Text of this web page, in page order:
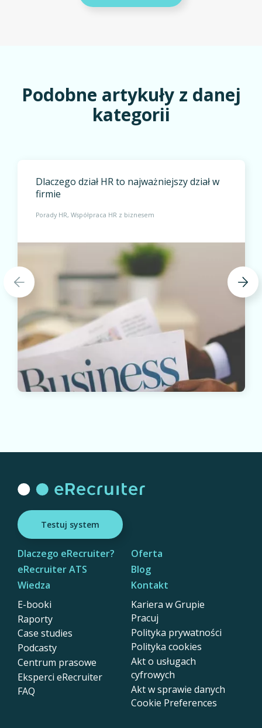
Podobne artykuły z danej
kategorii
Dlaczego dział HR to najważniejszy dział w
firmie
Porady HR Współpraca HR z biznesem
Testuj system
Dlaczego eRecruiter?
eRecruiter ATS
Wiedza
E-booki
Raporty
Case studies
Podcasty
Centrum prasowe
Eksperci eRecruiter
FAQ
Oferta
Blog
Kontakt
Kariera w Grupie
Pracuj
Polityka prywatności
Polityka cookies
Akt o usługach
cyfrowych
Akt w sprawie danych
Cookie Preferences